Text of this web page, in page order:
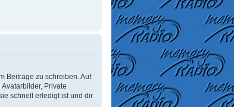
Beiträge zu schreiben. Auf
Private
schnell erledigt ist und dir